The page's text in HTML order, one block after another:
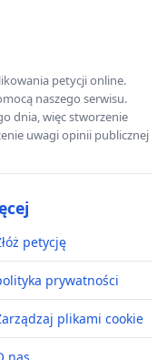
petycji online.
naszego serwisu.
dnia, więc stworzenie
uwagi opinii publicznej
petycję
prywatności
plikami cookie